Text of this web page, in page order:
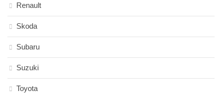
Renault
Skoda
Subaru
Suzuki
Toyota